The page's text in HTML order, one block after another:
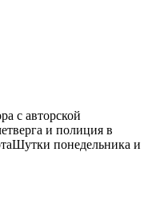
с авторской
и полиция в
понедельника и